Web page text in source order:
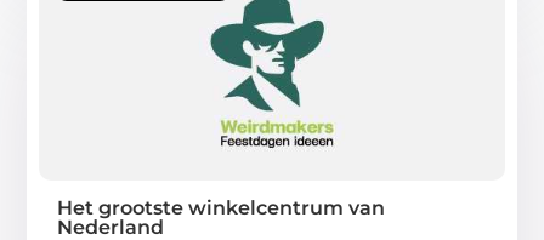
Het grootste winkelcentrum van
Nederland